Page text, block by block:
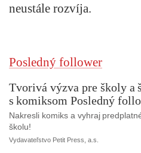
neustále rozvíja.
Posledný follower
Tvorivá výzva pre školy a
s komiksom Posledný
Nakresli komiks a vyhraj
školu!
Vydavateľstvo Petit Press, a.s.